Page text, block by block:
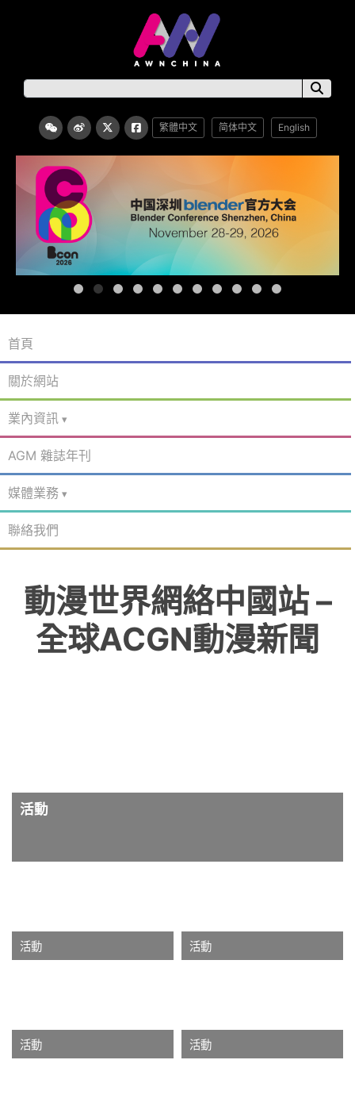
繁體中文 简体中文 English
首頁
關於網站
業內資訊
AGM 雜誌年刊
媒體業務
聯絡我們
動漫世界網絡中國站 –
全球ACGN動漫新聞
活動
活動
活動
活動
活動